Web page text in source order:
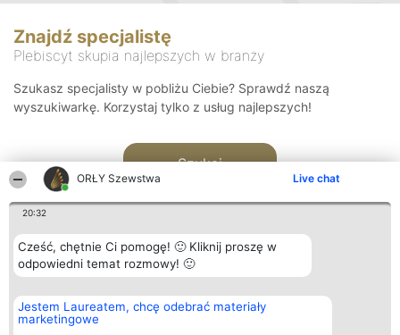
ORŁY Szewstwa Live chat
20:32
Cześć, chętnie Ci pomogę! 🙂 Kliknij proszę w
odpowiedni temat rozmowy! 🙂
Jestem Laureatem, chcę odebrać materiały
marketingowe
Znajdź specjalistę
Plebiscyt skupia najlepszych w branży
Szukasz specjalisty w pobliżu Ciebie? Sprawdź naszą
wyszukiwarkę. Korzystaj tylko z usług najlepszych!
Szukaj
Organizator plebiscytu
Bright Side Solutions sp. z o.
o. sp. k.
Plebiscyt
Laureaci
Kontakt
Kontakt